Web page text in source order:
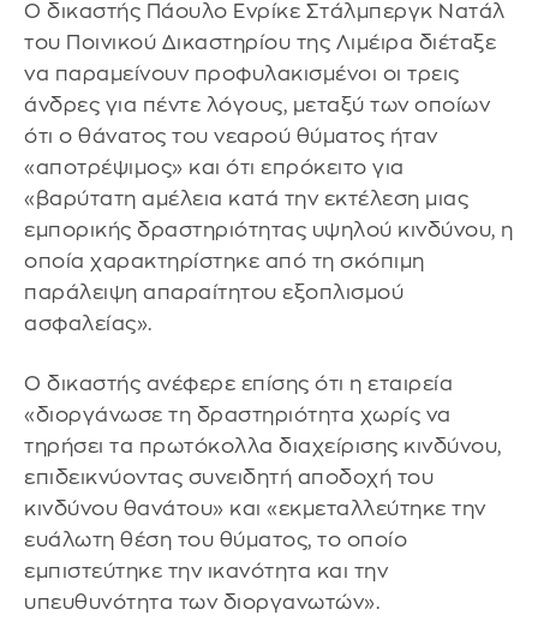
Ο δικαστής Πάουλο Ενρίκε Στάλμπεργκ Νατάλ
του Ποινικού Δικαστηρίου της Λιμέιρα διέταξε
να παραμείνουν προφυλακισμένοι οι τρεις
άνδρες για πέντε λόγους, μεταξύ των οποίων
ότι ο θάνατος του νεαρού θύματος ήταν
«αποτρέψιμος» και ότι επρόκειτο για
«βαρύτατη αμέλεια κατά την εκτέλεση μιας
εμπορικής δραστηριότητας υψηλού κινδύνου, η
οποία χαρακτηρίστηκε από τη σκόπιμη
παράλειψη απαραίτητου εξοπλισμού
ασφαλείας».
Ο δικαστής ανέφερε επίσης ότι η εταιρεία
«διοργάνωσε τη δραστηριότητα χωρίς να
τηρήσει τα πρωτόκολλα διαχείρισης κινδύνου,
επιδεικνύοντας συνειδητή αποδοχή του
κινδύνου θανάτου» και «εκμεταλλεύτηκε την
ευάλωτη θέση του θύματος, το οποίο
εμπιστεύτηκε την ικανότητα και την
υπευθυνότητα των διοργανωτών».